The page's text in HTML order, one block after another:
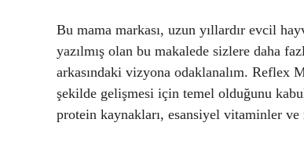
Bu mama markası, uzun yıllardır evcil
yazılmış olan bu makalede sizlere daha
arkasındaki vizyona odaklanalım. Reflex
şekilde gelişmesi için temel olduğunu
protein kaynakları, esansiyel vitaminler